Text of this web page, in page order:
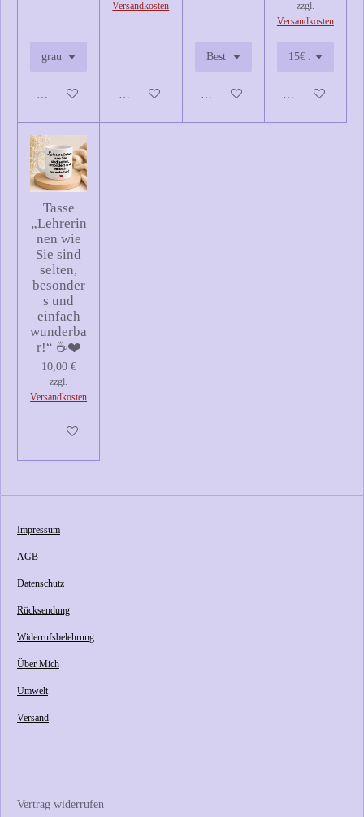
In den Warenkorb
Versandkosten
In den Warenkorb In den Warenkorb
zzgl.
Versandkosten
In den
Tasse
„Lehrerin
nen wie
Sie sind
selten,
besonder
s und
einfach
wunderba
r!“ ☕❤️
10,00 €
zzgl.
Versandkosten
Details anzeigen
Impressum
AGB
Datenschutz
Rücksendung
Widerrufsbelehrung
Über Mich
Umwelt
Versand
Vertrag widerrufen